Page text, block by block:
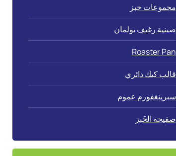
مجموعات خبز
صينية رغيف بولمان
Roaster Pan
قالب كيك دائري
سبرينغفورم عموم
صفيحة الخَبز